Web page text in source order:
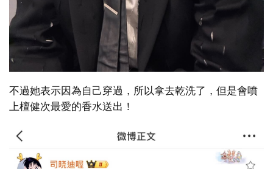
不過她表示因為自己穿過，所以拿去乾洗了，但是會噴
上檀健次最愛的香水送出！